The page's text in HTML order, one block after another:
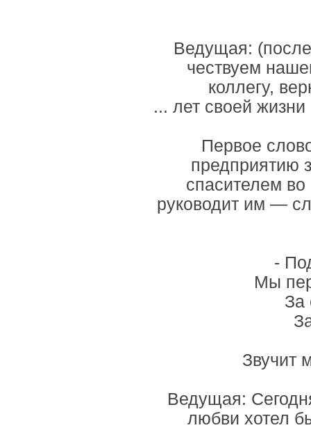
Ведущая:
чествуем
коллегу,
... лет своей
Первое
предприятию
спасителем
руководит им —
-
Мы
За
Звучит
Ведущая:
любви хотел